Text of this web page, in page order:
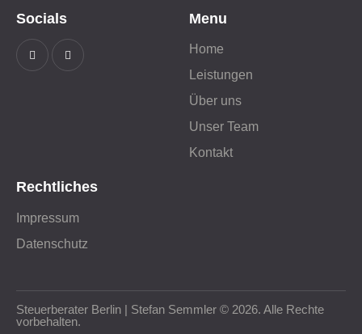
Socials Menu
Home
Leistungen
Über uns
Unser Team
Kontakt
Rechtliches
Impressum
Datenschutz
Steuerberater Berlin | Stefan Semmler © 2026. Alle Rechte
vorbehalten.